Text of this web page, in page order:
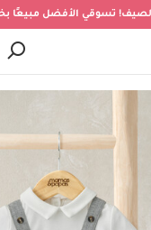
تسوقي الأفضل مبيعًا بخصم